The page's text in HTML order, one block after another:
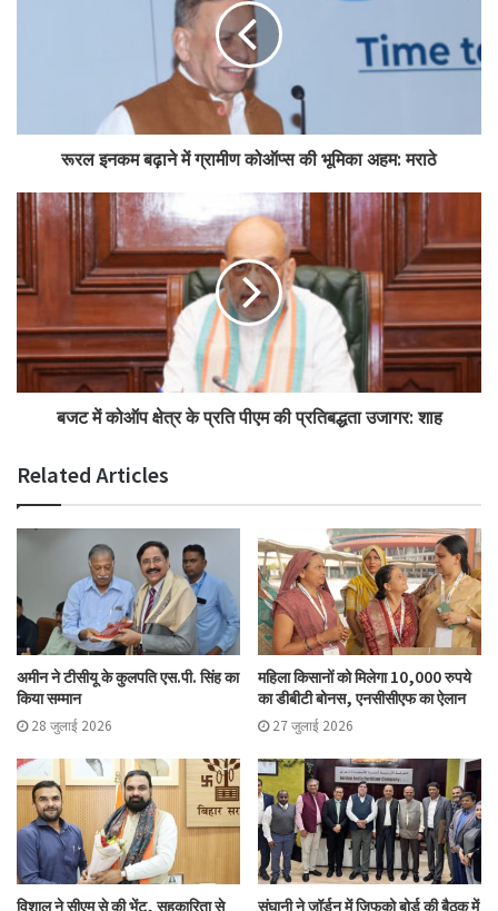
रूरल इनकम बढ़ाने में ग्रामीण कोऑप्स की भूमिका अहम: मराठे
बजट में कोऑप क्षेत्र के प्रति पीएम की प्रतिबद्धता उजागर: शाह
Related Articles
अमीन ने टीसीयू के कुलपति एस.पी. सिंह का
किया सम्मान
28 जुलाई 2026
महिला किसानों को मिलेगा 10,000 रुपये
का डीबीटी बोनस, एनसीसीएफ का ऐलान
27 जुलाई 2026
विशाल ने सीएम से की भेंट, सहकारिता से संघानी ने जॉर्डन में जिफको बोर्ड की बैठक में